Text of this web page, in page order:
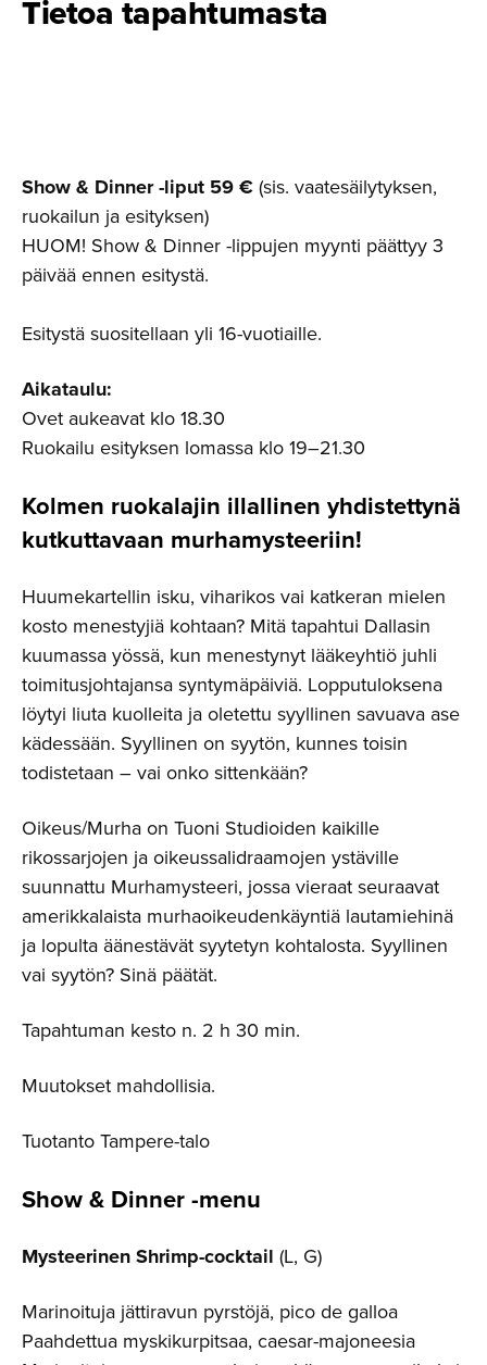
Tietoa tapahtumasta
Show & Dinner -liput 59 €(sis. vaatesäilytyksen,
ruokailun ja esityksen)
HUOM! Show & Dinner -lippujen myynti päättyy 3
päivää ennen esitystä.
Esitystä suositellaan yli 16-vuotiaille.
Aikataulu:
Ovet aukeavat klo 18.30
Ruokailu esityksen lomassa klo 19–21.30
Kolmen ruokalajin illallinen yhdistettynä
kutkuttavaan murhamys­tee­riin!
Huumekartellin isku, viharikos vai katkeran mielen
kosto menestyjiä kohtaan? Mitä tapahtui Dallasin
kuumassa yössä, kun menestynyt lääkeyhtiö juhli
toimitusjohtajansa syntymäpäiviä. Lopputuloksena
löytyi liuta kuolleita ja oletettu syyllinen savuava ase
kädessään. Syyllinen on syytön, kunnes toisin
todistetaan – vai onko sittenkään?
Oikeus/Murha on Tuoni Studioiden kaikille
rikossarjojen ja oikeussalidraamojen ystäville
suunnattu Murhamysteeri, jossa vieraat seuraavat
amerikkalaista murhaoikeudenkäyntiä lautamiehinä
ja lopulta äänestävät syytetyn kohtalosta. Syyllinen
vai syytön? Sinä päätät.
Tapahtuman kesto n. 2 h 30 min.
Muutokset mahdollisia.
Tuotanto Tampere-talo
Show & Dinner -menu
Mysteerinen Shrimp-cocktail (L, G)
Marinoituja jättiravun pyrstöjä, pico de galloa
Paahdettua myskikurpitsaa, caesar-majoneesia